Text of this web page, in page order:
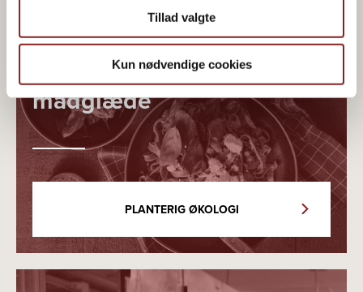
Tillad valgte
Kun nødvendige cookies
Økologisk & plantebaseret
madglæde
PLANTERIG ØKOLOGI